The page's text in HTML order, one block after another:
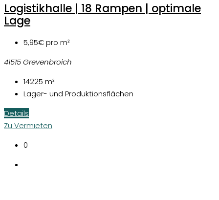
Logistikhalle | 18 Rampen | optimale
Lage
5,95€pro m²
41515 Grevenbroich
14225 m²
Lager- und Produktionsflächen
Details
Zu Vermieten
0